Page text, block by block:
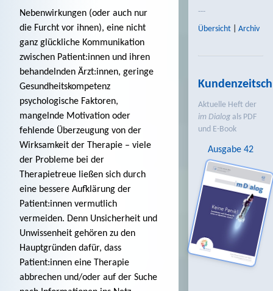
Nebenwirkungen (oder auch nur
die Furcht vor ihnen), eine nicht
ganz glückliche Kommunikation
zwischen Patient:innen und ihren
behandelnden Ärzt:innen, geringe
Gesundheitskompetenz
psychologische Faktoren,
mangelnde Motivation oder
fehlende Überzeugung von der
Wirksamkeit der Therapie – viele
der Probleme bei der
Therapietreue ließen sich durch
eine bessere Aufklärung der
Patient:innen vermutlich
vermeiden. Denn Unsicherheit und
Unwissenheit gehören zu den
Hauptgründen dafür, dass
Patient:innen eine Therapie
abbrechen und/oder auf der Suche
---
Übersicht |Archiv
Aktuelle Heft der
im Dialog als PDF
und E-Book
Ausgabe 42